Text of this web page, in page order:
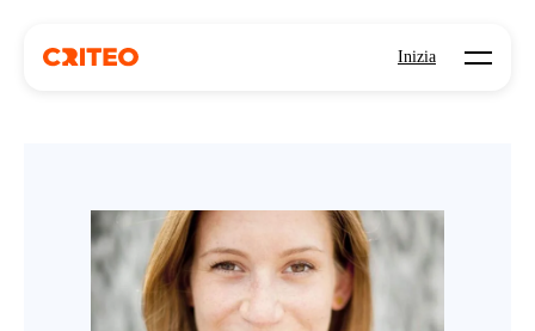
Inizia Open